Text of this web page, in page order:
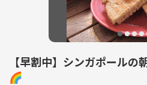
【早割中】シンガポール
🌈